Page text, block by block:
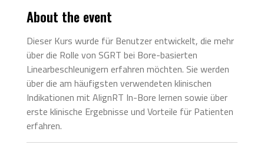
About the event
Dieser Kurs wurde für Benutzer entwickelt, die mehr
über die Rolle von SGRT bei Bore-basierten
Linearbeschleunigern erfahren möchten. Sie werden
über die am häufigsten verwendeten klinischen
Indikationen mit AlignRT In-Bore lernen sowie über
erste klinische Ergebnisse und Vorteile für Patienten
erfahren.